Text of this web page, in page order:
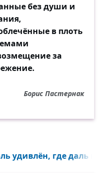
без души и
в плоть
за
Борис Пастернак
удивлён, где даль